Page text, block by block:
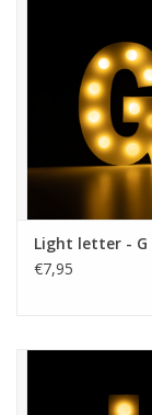
Light letter - G
€7,95